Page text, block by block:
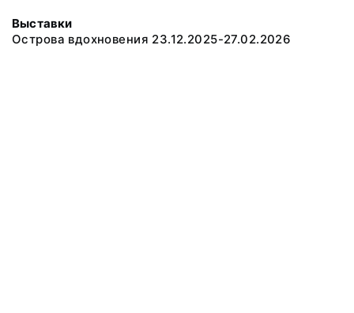
Выставки
Острова вдохновения 23.12.2025-27.02.2026